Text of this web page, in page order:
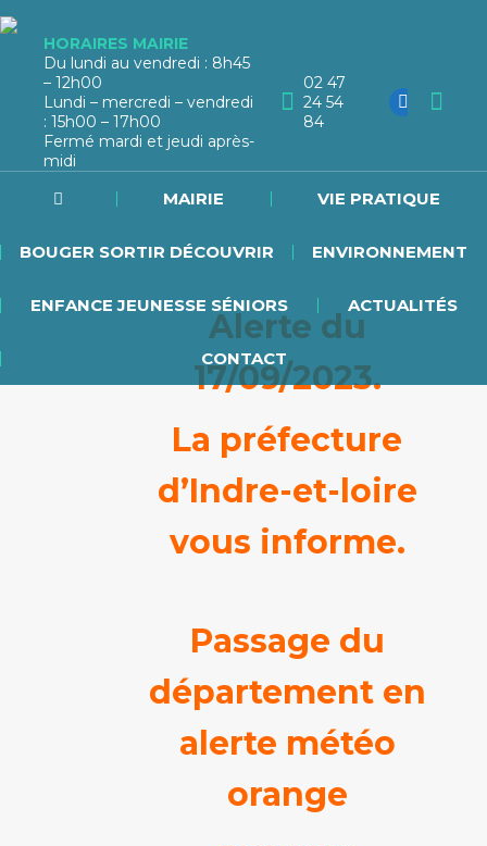
HORAIRES MAIRIE
Du lundi au vendredi : 8h45
– 12h00
Lundi – mercredi – vendredi
: 15h00 – 17h00
Fermé mardi et jeudi après-
midi
02 47
24 54
84
MAIRIE VIE PRATIQUE
BOUGER SORTIR DÉCOUVRIR ENVIRONNEMENT
ENFANCE JEUNESSE SÉNIORS ACTUALITÉS
CONTACT
Alerte du
17/09/2023.
La préfecture
d’Indre-et-loire
vous informe.
Passage du
département en
alerte météo
orange